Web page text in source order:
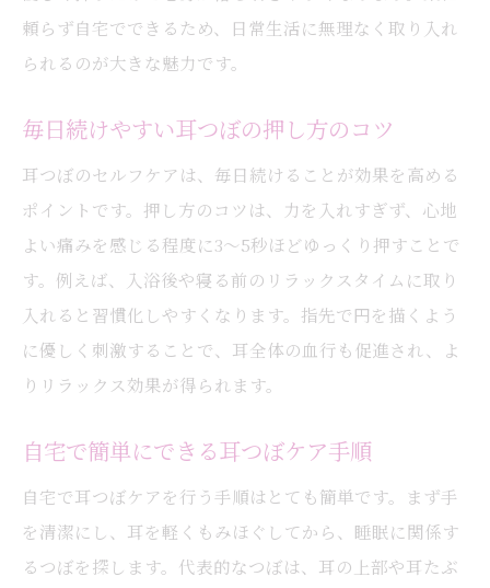
頼らず自宅でできるため、日常生活に無理なく取り入れ
られるのが大きな魅力です。
毎日続けやすい耳つぼの押し方のコツ
耳つぼのセルフケアは、毎日続けることが効果を高める
ポイントです。押し方のコツは、力を入れすぎず、心地
よい痛みを感じる程度に3～5秒ほどゆっくり押すことで
す。例えば、入浴後や寝る前のリラックスタイムに取り
入れると習慣化しやすくなります。指先で円を描くよう
に優しく刺激することで、耳全体の血行も促進され、よ
りリラックス効果が得られます。
自宅で簡単にできる耳つぼケア手順
自宅で耳つぼケアを行う手順はとても簡単です。まず手
を清潔にし、耳を軽くもみほぐしてから、睡眠に関係す
るつぼを探します。代表的なつぼは、耳の上部や耳たぶ